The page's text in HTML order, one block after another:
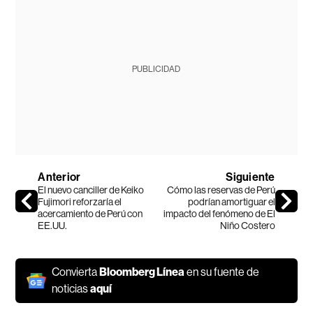
PUBLICIDAD
Anterior
El nuevo canciller de Keiko
Fujimori reforzaría el
acercamiento de Perú con
EE.UU.
Siguiente
Cómo las reservas de Perú
podrían amortiguar el
impacto del fenómeno de El
Niño Costero
ConviertaBloomberg Líneaen su fuente de
noticiasaquí